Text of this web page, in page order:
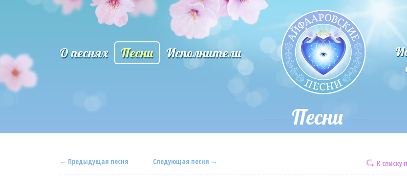
О песнях Песни Исполнители
Песни
← Предыдущая песня К списку
Следующая песня →